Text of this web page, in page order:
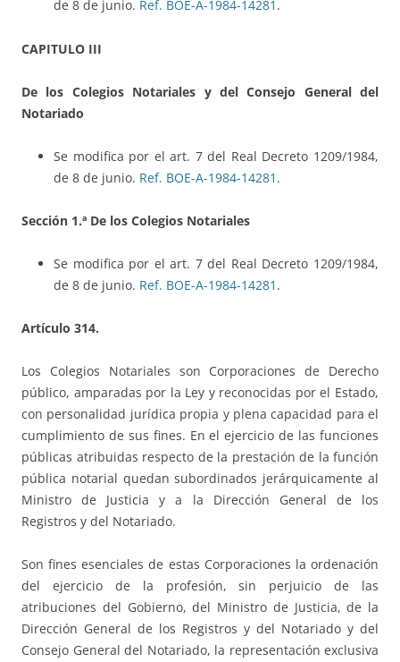
de 8 de junio. Ref. BOE-A-1984-14281 .
CAPITULO III
De los Colegios Notariales y del Consejo General del
Notariado
Se modifica por el art. 7 del Real Decreto 1209/1984,
de 8 de junio. Ref. BOE-A-1984-14281 .
Sección 1.ª De los Colegios Notariales
Se modifica por el art. 7 del Real Decreto 1209/1984,
de 8 de junio. Ref. BOE-A-1984-14281 .
Artículo 314.
Los Colegios Notariales son Corporaciones de Derecho
público, amparadas por la Ley y reconocidas por el Estado,
con personalidad jurídica propia y plena capacidad para el
cumplimiento de sus fines. En el ejercicio de las funciones
públicas atribuidas respecto de la prestación de la función
pública notarial quedan subordinados jerárquicamente al
Ministro de Justicia y a la Dirección General de los
Registros y del Notariado.
Son fines esenciales de estas Corporaciones la ordenación
del ejercicio de la profesión, sin perjuicio de las
atribuciones del Gobierno, del Ministro de Justicia, de la
Dirección General de los Registros y del Notariado y del
Consejo General del Notariado, la representación exclusiva